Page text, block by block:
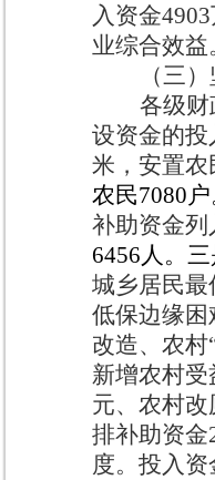
入资金4903
业综合效益
（三
各级财
设资金的投
米，安置农
农民7080户
补助资金列
6456人。
城乡居民最
低保边缘困
改造、农
新增农村受
元、农村改
排补助资金
度。 投入资